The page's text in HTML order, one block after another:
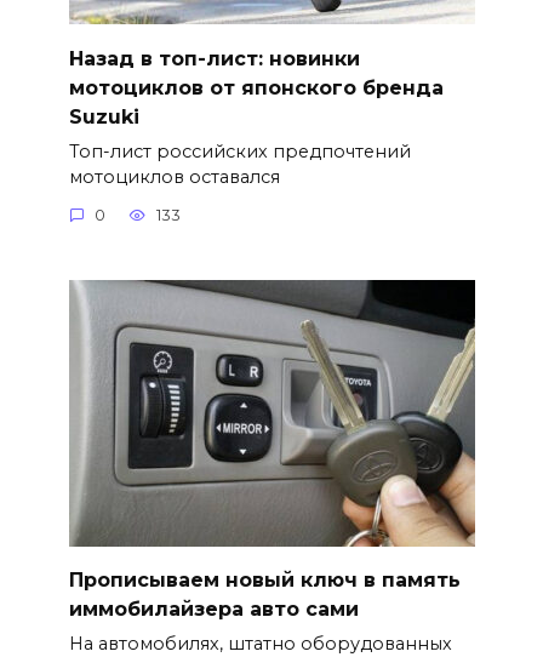
Назад в топ-лист: новинки
мотоциклов от японского бренда
Suzuki
Топ-лист российских предпочтений
мотоциклов оставался
0 133
Прописываем новый ключ в память
иммобилайзера авто сами
На автомобилях, штатно оборудованных